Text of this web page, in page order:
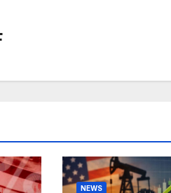
NEWS